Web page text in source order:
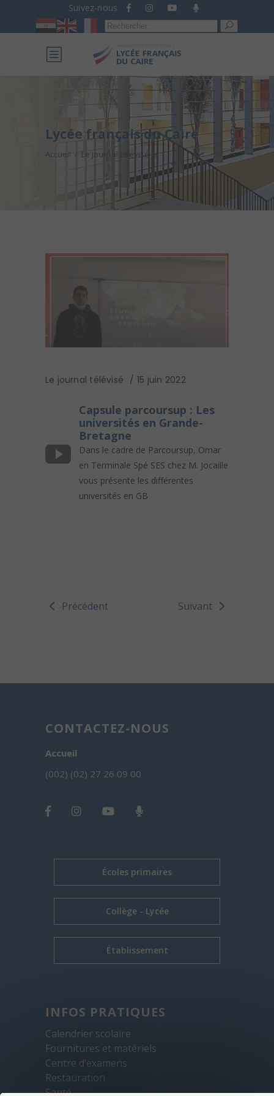
Suivez-nous
Recherche
pour :
Lycée français du Caire
Accueil / Le journal télévisé /
Le journal télévisé 15 juin 2022
Capsule parcoursup : Les
universités en Grande-
Bretagne
Dans le cadre de Parcoursup, Omar
en Terminale Spé SES chez M. Jocaille
vous présente les différentes
universités en GB
Précédent Suivant
CONTACTEZ-NOUS
Accueil
(002) (02) 27 26 09 00
Écoles primaires
Collège - Lycée
Établissement
INFOS PRATIQUES
Calendrier scolaire
Fournitures et matériels
Centre d’examens
Restauration
Santé